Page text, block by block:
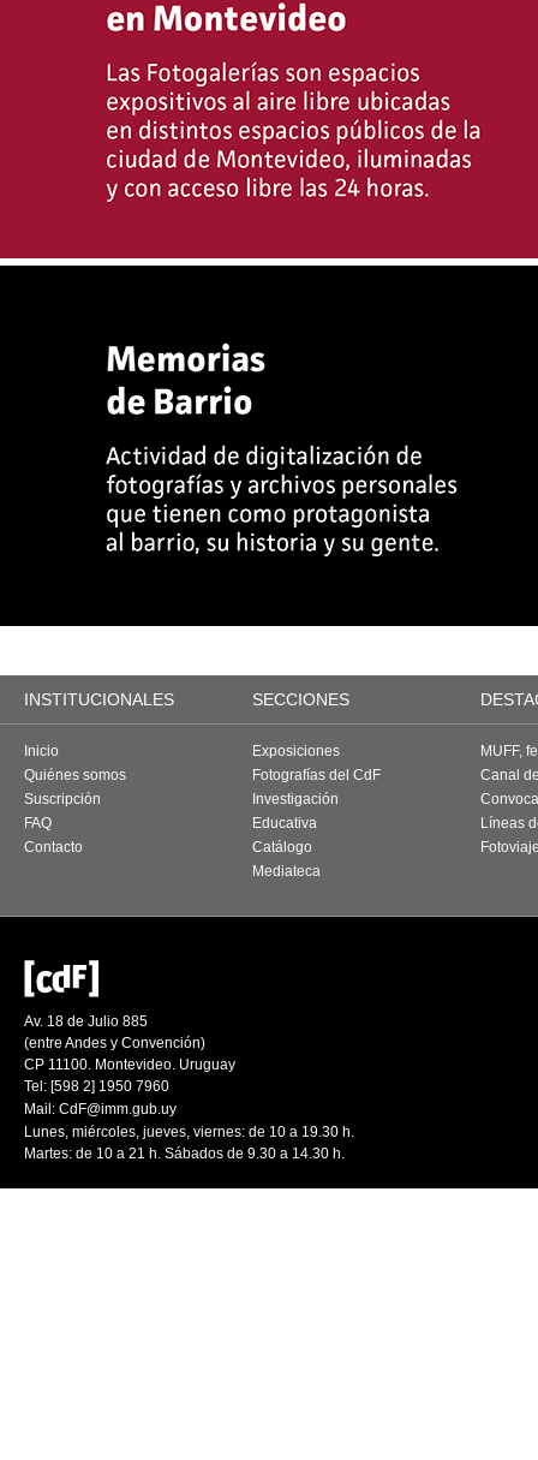
INSTITUCIONALES SECCIONES
Inicio
Quiénes somos
Suscripción
FAQ
Contacto
Exposiciones
Fotografías del CdF
Investigación
Educativa
Catálogo
Mediateca
MUFF,
Canal
Líneas
Av. 18 de Julio 885
(entre Andes y Convención)
CP 11100. Montevideo. Uruguay
Tel: [598 2] 1950 7960
Mail: CdF@imm.gub.uy
Lunes, miércoles, jueves, viernes: de 10 a 19.30 h.
Martes: de 10 a 21 h. Sábados de 9.30 a 14.30 h.